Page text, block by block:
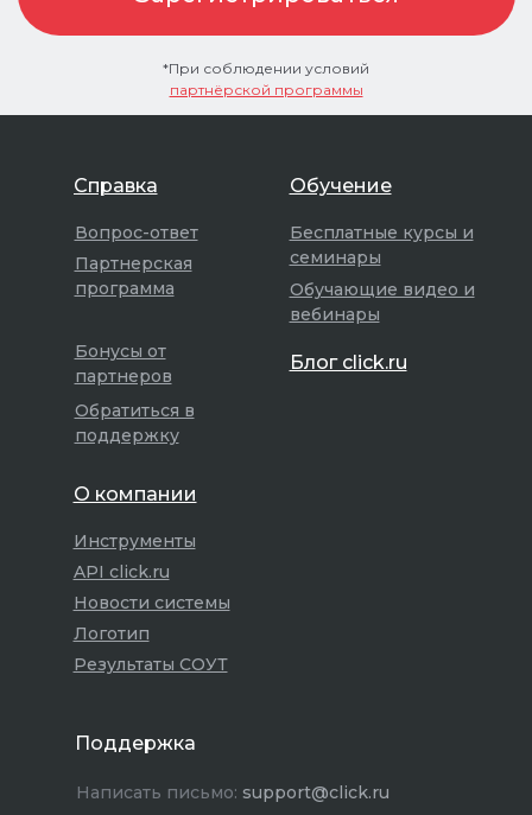
*При соблюдении условий
партнёрской программы
Справка
Вопрос-ответ
Бонусы от
партнеров
Обратиться в
поддержку
Партнерская
программа
Обучение
Бесплатные курсы и
семинары
Обучающие видео и
вебинары
Блог click.ru
О компании
Инструменты
API click.ru
Логотип
Новости системы
Результаты СОУТ
Поддержка
Написать письмо: support@click.ru